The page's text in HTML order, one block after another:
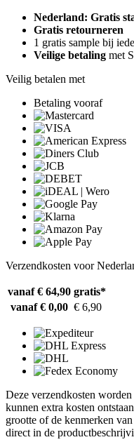
Nederland: Gratis
Gratis retourneren
1 gratis sample bij
Veilige betaling met
Veilig betalen met
Betaling vooraf
Verzendkosten voor
vanaf € 64,90 gratis*
vanaf € 0,00 € 6,90
Deze verzendkosten
kunnen extra kosten
grootte of de kenmerken
direct in de